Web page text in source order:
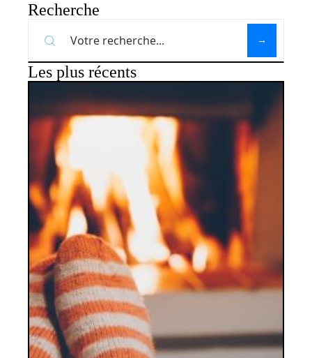
Recherche
Les plus récents